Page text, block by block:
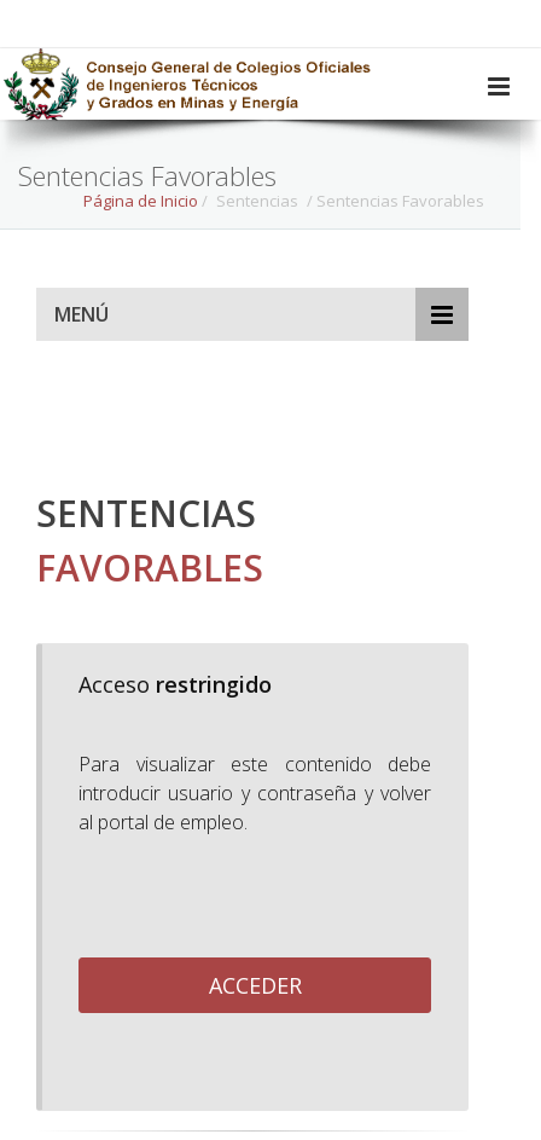
Sentencias Favorables
Página de Inicio / Sentencias / Sentencias Favorables
MENÚ
SENTENCIAS
FAVORABLES
Acceso restringido
Para visualizar este contenido debe
introducir usuario y contraseña y volver
al portal de empleo.
ACCEDER